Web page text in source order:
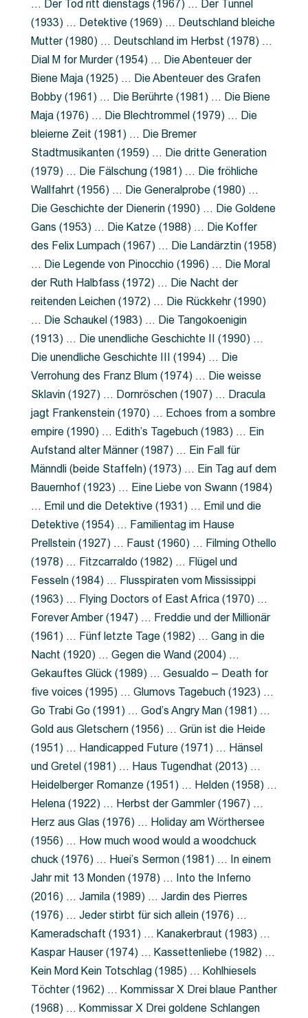
… Der Tod ritt dienstags (1967) … Der Tunnel
(1933) … Detektive (1969) … Deutschland bleiche
Mutter (1980) … Deutschland im Herbst (1978) …
Dial M for Murder (1954) … Die Abenteuer der
Biene Maja (1925) … Die Abenteuer des Grafen
Bobby (1961) … Die Berührte (1981) … Die Biene
Maja (1976) … Die Blechtrommel (1979) … Die
bleierne Zeit (1981) … Die Bremer
Stadtmusikanten (1959) … Die dritte Generation
(1979) … Die Fälschung (1981) … Die fröhliche
Wallfahrt (1956) … Die Generalprobe (1980) …
Die Geschichte der Dienerin (1990) … Die Goldene
Gans (1953) … Die Katze (1988) … Die Koffer
des Felix Lumpach (1967) … Die Landärztin (1958)
… Die Legende von Pinocchio (1996) … Die Moral
der Ruth Halbfass (1972) … Die Nacht der
reitenden Leichen (1972) … Die Rückkehr (1990)
… Die Schaukel (1983) … Die Tangokoenigin
(1913) … Die unendliche Geschichte II (1990) …
Die unendliche Geschichte III (1994) … Die
Verrohung des Franz Blum (1974) … Die weisse
Sklavin (1927) … Dornröschen (1907) … Dracula
jagt Frankenstein (1970) … Echoes from a sombre
empire (1990) … Edith’s Tagebuch (1983) … Ein
Aufstand alter Männer (1987) … Ein Fall für
Männdli (beide Staffeln) (1973) … Ein Tag auf dem
Bauernhof (1923) … Eine Liebe von Swann (1984)
… Emil und die Detektive (1931) … Emil und die
Detektive (1954) … Familientag im Hause
Prellstein (1927) … Faust (1960) … Filming Othello
(1978) … Fitzcarraldo (1982) … Flügel und
Fesseln (1984) … Flusspiraten vom Mississippi
(1963) … Flying Doctors of East Africa (1970) …
Forever Amber (1947) … Freddie und der Millionär
(1961) … Fünf letzte Tage (1982) … Gang in die
Nacht (1920) … Gegen die Wand (2004) …
Gekauftes Glück (1989) … Gesualdo – Death for
five voices (1995) … Glumovs Tagebuch (1923) …
Go Trabi Go (1991) … God’s Angry Man (1981) …
Gold aus Gletschern (1956) … Grün ist die Heide
(1951) … Handicapped Future (1971) … Hänsel
und Gretel (1981) … Haus Tugendhat (2013) …
Heidelberger Romanze (1951) … Helden (1958) …
Helena (1922) … Herbst der Gammler (1967) …
Herz aus Glas (1976) … Holiday am Wörthersee
(1956) … How much wood would a woodchuck
chuck (1976) … Huei’s Sermon (1981) … In einem
Jahr mit 13 Monden (1978) … Into the Inferno
(2016) … Jamila (1989) … Jardin des Pierres
(1976) … Jeder stirbt für sich allein (1976) …
Kameradschaft (1931) … Kanakerbraut (1983) …
Kaspar Hauser (1974) … Kassettenliebe (1982) …
Kein Mord Kein Totschlag (1985) … Kohlhiesels
Töchter (1962) … Kommissar X Drei blaue Panther
(1968) … Kommissar X Drei goldene Schlangen